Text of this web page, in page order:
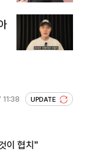
UPDATE
이 협치"